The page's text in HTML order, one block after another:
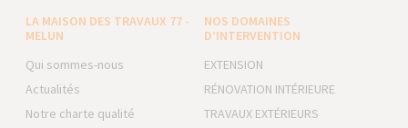
LA MAISON DES TRAVAUX 77 -
MELUN
Qui sommes-nous
Actualités
Notre charte qualité
NOS DOMAINES
D’INTERVENTION
EXTENSION
RÉNOVATION INTÉRIEURE
TRAVAUX EXTÉRIEURS